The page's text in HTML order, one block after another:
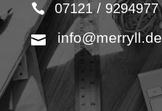
07121 / 9294977
info@merryll.de